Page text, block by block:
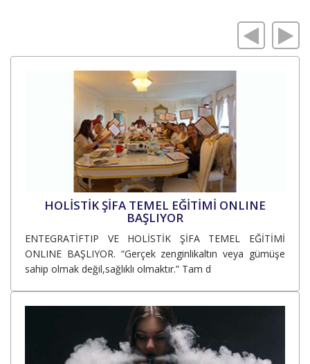
HOLİSTİK ŞİFA TEMEL EĞİTİMİ ONLINE
BAŞLIYOR
ENTEGRATİFTIP VE HOLİSTİK ŞİFA TEMEL EĞİTİMİ
ONLINE BAŞLIYOR. “Gerçek zenginlikaltın veya gümüşe
sahip olmak değil,sağlıklı olmaktır.” Tam d